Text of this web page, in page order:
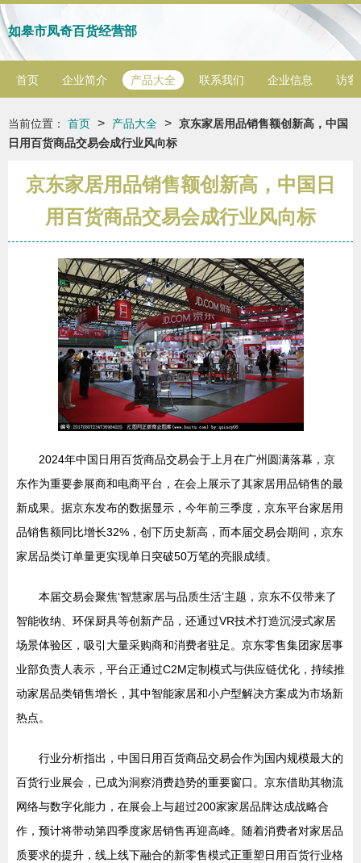
如皋市凤奇百货经营部
首页 企业简介 产品大全 联系我们 企业信息 访客
当前位置： 首页 > 产品大全 > 京东家居用品销售额创新高，中国
日用百货商品交易会成行业风向标
京东家居用品销售额创新高，中国日
用百货商品交易会成行业风向标
2024年中国日用百货商品交易会于上月在广州圆满落幕，京
东作为重要参展商和电商平台，在会上展示了其家居用品销售的最
新成果。据京东发布的数据显示，今年前三季度，京东平台家居用
品销售额同比增长32%，创下历史新高，而本届交易会期间，京东
家居品类订单量更实现单日突破50万笔的亮眼成绩。
本届交易会聚焦‘智慧家居与品质生活’主题，京东不仅带来了
智能收纳、环保厨具等创新产品，还通过VR技术打造沉浸式家居
场景体验区，吸引大量采购商和消费者驻足。京东零售集团家居事
业部负责人表示，平台正通过C2M定制模式与供应链优化，持续推
动家居品类销售增长，其中智能家居和小户型解决方案成为市场新
热点。
行业分析指出，中国日用百货商品交易会作为国内规模最大的
百货行业展会，已成为洞察消费趋势的重要窗口。京东借助其物流
网络与数字化能力，在展会上与超过200家家居品牌达成战略合
作，预计将带动第四季度家居销售再迎高峰。随着消费者对家居品
质要求的提升，线上线下融合的新零售模式正重塑日用百货行业格